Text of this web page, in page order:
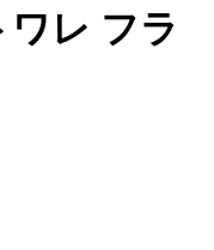
レ フラ